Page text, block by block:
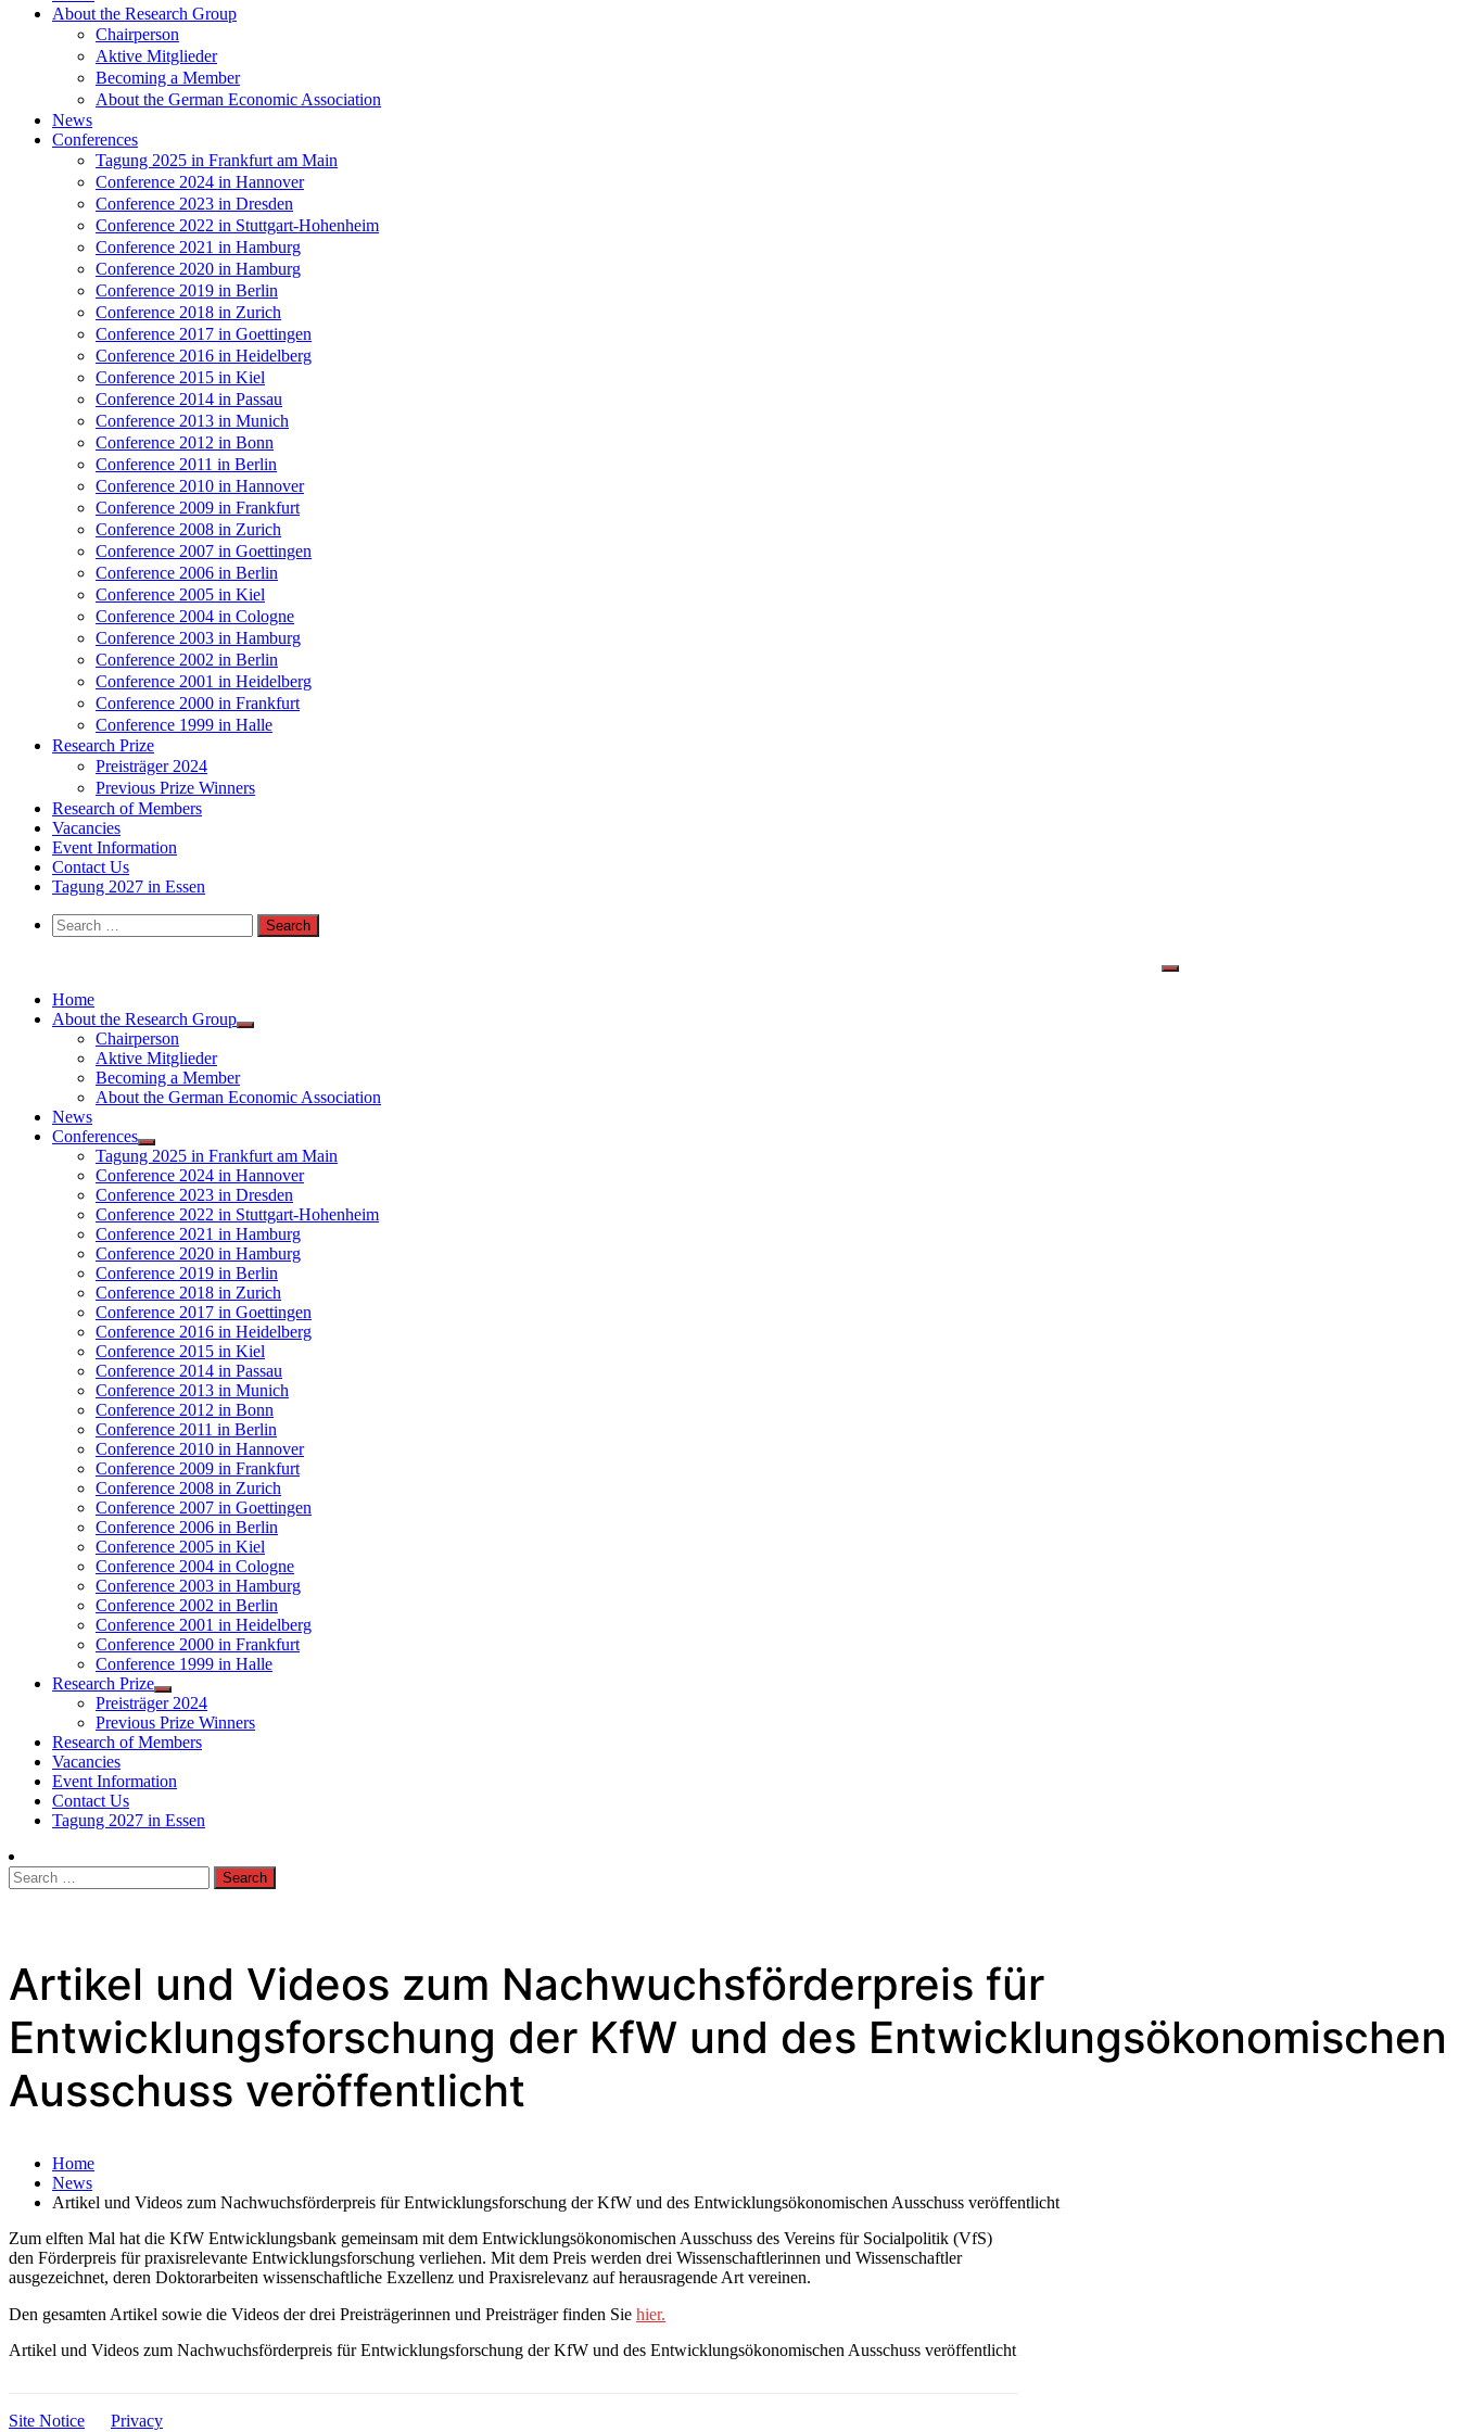
About the Research Group
Chairperson
Aktive Mitglieder
Becoming a Member
About the German Economic Association
News
Conferences
Tagung 2025 in Frankfurt am Main
Conference 2024 in Hannover
Conference 2023 in Dresden
Conference 2022 in Stuttgart-Hohenheim
Conference 2021 in Hamburg
Conference 2020 in Hamburg
Conference 2019 in Berlin
Conference 2018 in Zurich
Conference 2017 in Goettingen
Conference 2016 in Heidelberg
Conference 2015 in Kiel
Conference 2014 in Passau
Conference 2013 in Munich
Conference 2012 in Bonn
Conference 2011 in Berlin
Conference 2010 in Hannover
Conference 2009 in Frankfurt
Conference 2008 in Zurich
Conference 2007 in Goettingen
Conference 2006 in Berlin
Conference 2005 in Kiel
Conference 2004 in Cologne
Conference 2003 in Hamburg
Conference 2002 in Berlin
Conference 2001 in Heidelberg
Conference 2000 in Frankfurt
Conference 1999 in Halle
Research Prize
Preisträger 2024
Previous Prize Winners
Research of Members
Vacancies
Event Information
Contact Us
Tagung 2027 in Essen
Search
for:
Home
About the Research Group
Chairperson
Aktive Mitglieder
Becoming a Member
About the German Economic Association
News
Conferences
Tagung 2025 in Frankfurt am Main
Conference 2024 in Hannover
Conference 2023 in Dresden
Conference 2022 in Stuttgart-Hohenheim
Conference 2021 in Hamburg
Conference 2020 in Hamburg
Conference 2019 in Berlin
Conference 2018 in Zurich
Conference 2017 in Goettingen
Conference 2016 in Heidelberg
Conference 2015 in Kiel
Conference 2014 in Passau
Conference 2013 in Munich
Conference 2012 in Bonn
Conference 2011 in Berlin
Conference 2010 in Hannover
Conference 2009 in Frankfurt
Conference 2008 in Zurich
Conference 2007 in Goettingen
Conference 2006 in Berlin
Conference 2005 in Kiel
Conference 2004 in Cologne
Conference 2003 in Hamburg
Conference 2002 in Berlin
Conference 2001 in Heidelberg
Conference 2000 in Frankfurt
Conference 1999 in Halle
Research Prize
Preisträger 2024
Previous Prize Winners
Research of Members
Vacancies
Event Information
Contact Us
Tagung 2027 in Essen
Search
for:
Artikel und Videos zum Nachwuchsförderpreis für
Entwicklungsforschung der KfW und des Entwicklungsökonomischen
Ausschuss veröffentlicht
Home
News
Artikel und Videos zum Nachwuchsförderpreis für Entwicklungsforschung der KfW und des Entwicklungsökonomischen Ausschuss veröffentlicht
Zum elften Mal hat die KfW Entwicklungsbank gemeinsam mit dem Entwicklungsökonomischen Ausschuss des Vereins für Socialpolitik (VfS)
den Förderpreis für praxisrelevante Entwicklungsforschung verliehen. Mit dem Preis werden drei Wissenschaftlerinnen und Wissenschaftler
ausgezeichnet, deren Doktorarbeiten wissenschaftliche Exzellenz und Praxisrelevanz auf herausragende Art vereinen.
Den gesamten Artikel sowie die Videos der drei Preisträgerinnen und Preisträger finden Sie hier.
Artikel und Videos zum Nachwuchsförderpreis für Entwicklungsforschung der KfW und des Entwicklungsökonomischen Ausschuss veröffentlicht
Site Notice Privacy